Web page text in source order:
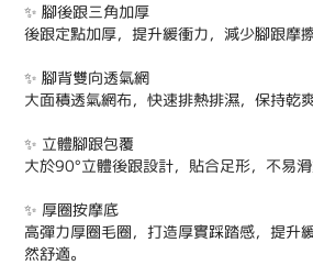
✨ 腳後跟三角加厚
後跟定點加厚，提升緩衝力，減少腳跟摩擦
✨ 腳背雙向透氣網
大面積透氣網布，快速排熱排濕，保持乾爽
✨ 立體腳跟包覆
大於90°立體後跟設計，貼合足形，不易滑
✨ 厚圈按摩底
高彈力厚圈毛圈，打造厚實踩踏感，提升
然舒適。